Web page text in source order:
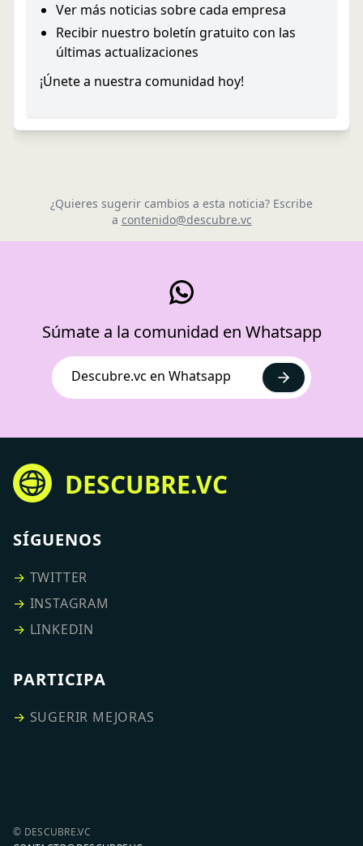
Ver más noticias sobre cada empresa
Recibir nuestro boletín gratuito con las
últimas actualizaciones
¡Únete a nuestra comunidad hoy!
¿Quieres sugerir cambios a esta noticia? Escribe
a contenido@descubre.vc
Súmate a la comunidad en Whatsapp
Descubre.vc en Whatsapp
DESCUBRE.VC
SÍGUENOS
→ TWITTER
→ INSTAGRAM
→ LINKEDIN
PARTICIPA
→ SUGERIR MEJORAS
© DESCUBRE.VC